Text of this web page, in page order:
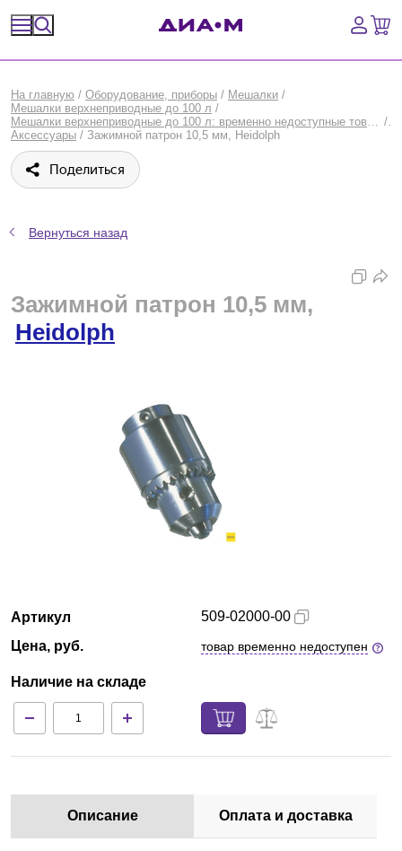
Оборудование, приборы
Расходные материалы, пластик, стекло
Предметный указатель
Войти
Партнеры
На главную / Оборудование, приборы / Мешалки /
Мешалки верхнеприводные до 100 л /
Мешалки верхнеприводные до 100 л: временно недоступные товары
/
Аксессуары / Зажимной патрон 10,5 мм, Heidolph
Поделиться
Вернуться назад
Зажимной патрон 10,5 мм,
Heidolph
Артикул
Цена, руб.
Наличие на складе
509-02000-00
товар временно недоступен
Описание Оплата и доставка